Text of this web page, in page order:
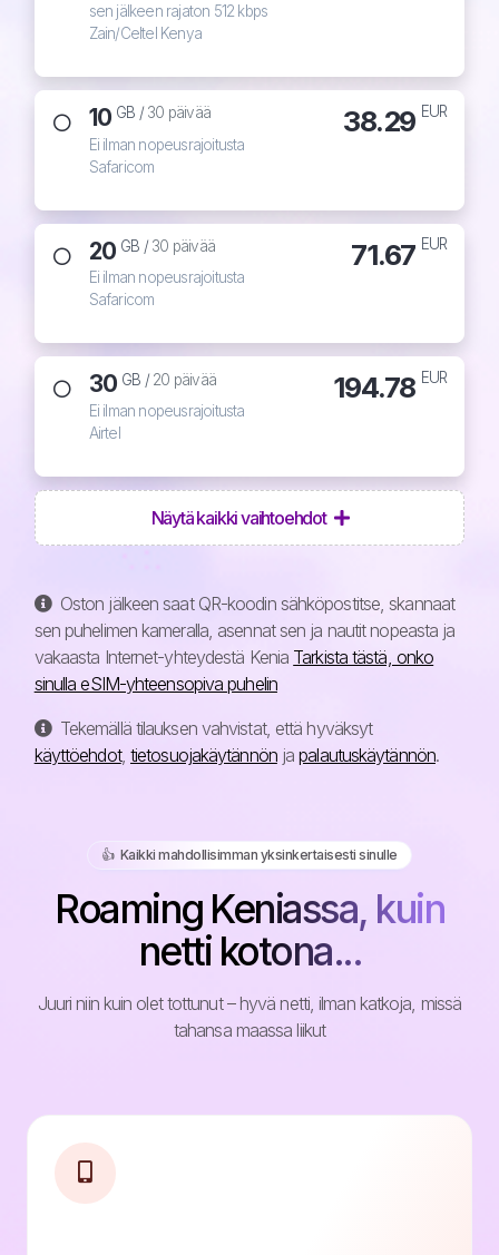
sen jälkeen rajaton 512 kbps
Zain/Celtel Kenya
10 GB /30 päivää
Ei ilman nopeusrajoitusta
Safaricom
38.29 EUR
20 GB /30 päivää
Ei ilman nopeusrajoitusta
Safaricom
71.67 EUR
30 GB /20 päivää
Ei ilman nopeusrajoitusta
Airtel
194.78 EUR
Näytä kaikki vaihtoehdot
Oston jälkeen saat QR-koodin sähköpostitse, skannaat
sen puhelimen kameralla, asennat sen ja nautit nopeasta ja
vakaasta Internet-yhteydestä Kenia Tarkista tästä, onko
sinulla eSIM-yhteensopiva puhelin
Tekemällä tilauksen vahvistat, että hyväksyt
käyttöehdot, tietosuojakäytännönjapalautuskäytännön.
👍️ Kaikki mahdollisimman yksinkertaisesti sinulle
Roaming Keniassa, kuin
netti kotona...
Juuri niin kuin olet tottunut – hyvä netti, ilman katkoja, missä
tahansa maassa liikut